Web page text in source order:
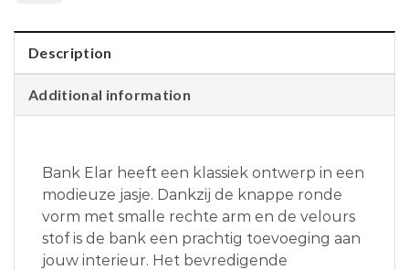
Description
Additional information
Bank Elar heeft een klassiek ontwerp in een
modieuze jasje. Dankzij de knappe ronde
vorm met smalle rechte arm en de velours
stof is de bank een prachtig toevoeging aan
jouw interieur. Het bevredigende